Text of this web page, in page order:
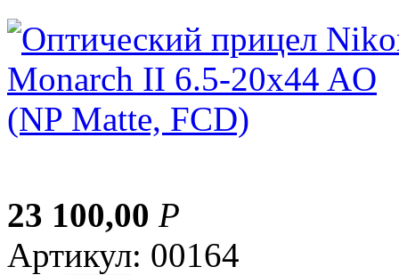
23 100,00 Р
Артикул: 00164